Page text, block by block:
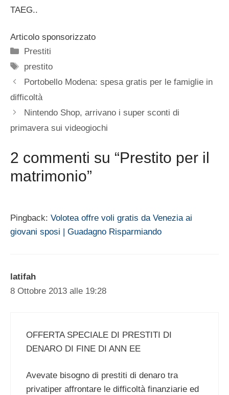
TAEG..
Articolo sponsorizzato
Categorie
Prestiti
Tag
prestito
Portobello Modena: spesa gratis per le famiglie in
difficoltà
Nintendo Shop, arrivano i super sconti di
primavera sui videogiochi
2 commenti su “Prestito per il
matrimonio”
Pingback: Volotea offre voli gratis da Venezia ai
giovani sposi | Guadagno Risparmiando
latifah
8 Ottobre 2013 alle 19:28
OFFERTA SPECIALE DI PRESTITI DI
DENARO DI FINE DI ANN EE
Avevate bisogno di prestiti di denaro tra
privatiper affrontare le difficoltà finanziarie ed